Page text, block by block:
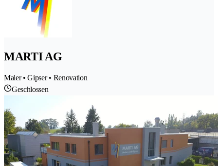
MARTI AG
Maler • Gipser • Renovation
Geschlossen